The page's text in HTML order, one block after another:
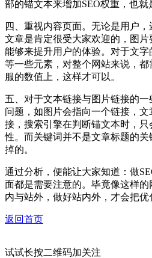
部的锚文本来增加SEO权重，也就
四、重视内容页面。无论是用户
文章是肯定很受大家欢迎的，图
能够来提升用户的体验。对于文
等一些元素，对整个网站来说，
服的数值上，这样才可以。
五、对于文本链接与图片链接的
问题，如图片会指向一个链接，
接，搜索引擎在判断锚文本时，
性。而关键词并不是文章标题的
掉的。
通过分析，便能让大家知道：做
面都是需要注意的。毕竟像这样
内与站外，做好站内外，才会把优
返回首页
试试长按二维码加关注